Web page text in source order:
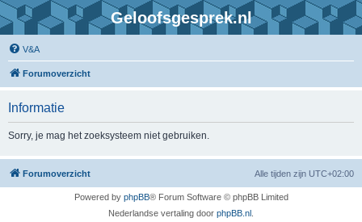
Geloofsgesprek.nl
V&A
Forumoverzicht
Informatie
Sorry, je mag het zoeksysteem niet gebruiken.
Forumoverzicht Alle tijden zijn UTC+02:00
Powered by phpBB® Forum Software © phpBB Limited
Nederlandse vertaling door phpBB.nl